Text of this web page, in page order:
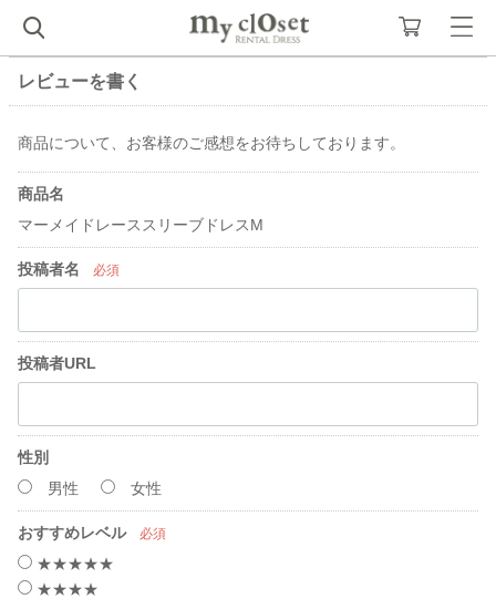
レビューを書く
商品について、お客様のご感想をお待ちしております。
商品名
マーメイドレーススリーブドレスM
投稿者名 必須
投稿者URL
性別
男性
女性
おすすめレベル 必須
★★★★★
★★★★